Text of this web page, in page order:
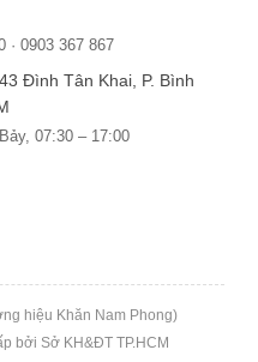
· 0903 367 867
43 Đình Tân Khai, P. Bình
07:30 – 17:00
hiệu Khăn Nam Phong)
bởi Sở KH&ĐT TP.HCM